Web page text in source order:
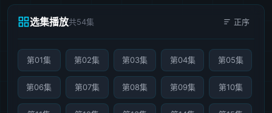
选集播放共54集 正序
第01集 第02集 第03集 第04集 第05集
第06集 第07集 第08集 第09集 第10集